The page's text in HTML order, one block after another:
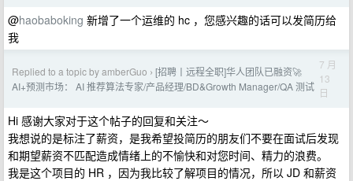
@haobaboking 新增了一个运维的 hc ，您感兴趣的话可以发简历给
我
Replied to a topic by amberGuo › [招聘丨远程全职]华人团队已融资🚀
AI+预测市场： AI 推荐算法专家/产品经理/BD&Growth Manager/QA 测试
7 月
13
日
Hi 感谢大家对于这个帖子的回复和关注～
我想说的是标注了薪资，是我希望投简历的朋友们不要在面试后发现
和期望薪资不匹配造成情绪上的不愉快和对您时间、精力的浪费。
我是这个项目的 HR ，因为我比较了解项目的情况，所以 JD 和薪资